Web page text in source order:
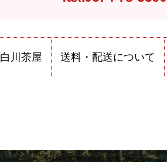
白川茶屋 送料・配送について